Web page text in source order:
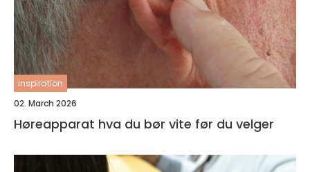
inspiration
02. March 2026
Høreapparat hva du bør vite før du velger